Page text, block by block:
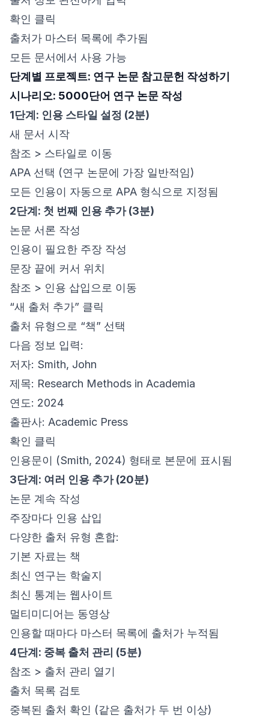
확인 클릭
출처가 마스터 목록에 추가됨
모든 문서에서 사용 가능
단계별 프로젝트: 연구 논문 참고문헌 작성하기
시나리오: 5000단어 연구 논문 작성
1단계: 인용 스타일 설정 (2분)
새 문서 시작
참조 > 스타일로 이동
APA 선택 (연구 논문에 가장 일반적임)
모든 인용이 자동으로 APA 형식으로 지정됨
2단계: 첫 번째 인용 추가 (3분)
논문 서론 작성
인용이 필요한 주장 작성
문장 끝에 커서 위치
참조 > 인용 삽입으로 이동
“새 출처 추가” 클릭
출처 유형으로 “책” 선택
다음 정보 입력:
저자: Smith, John
제목: Research Methods in Academia
연도: 2024
출판사: Academic Press
확인 클릭
인용문이 (Smith, 2024) 형태로 본문에 표시됨
3단계: 여러 인용 추가 (20분)
논문 계속 작성
주장마다 인용 삽입
다양한 출처 유형 혼합:
기본 자료는 책
최신 연구는 학술지
최신 통계는 웹사이트
멀티미디어는 동영상
인용할 때마다 마스터 목록에 출처가 누적됨
4단계: 중복 출처 관리 (5분)
참조 > 출처 관리 열기
출처 목록 검토
중복된 출처 확인 (같은 출처가 두 번 이상)